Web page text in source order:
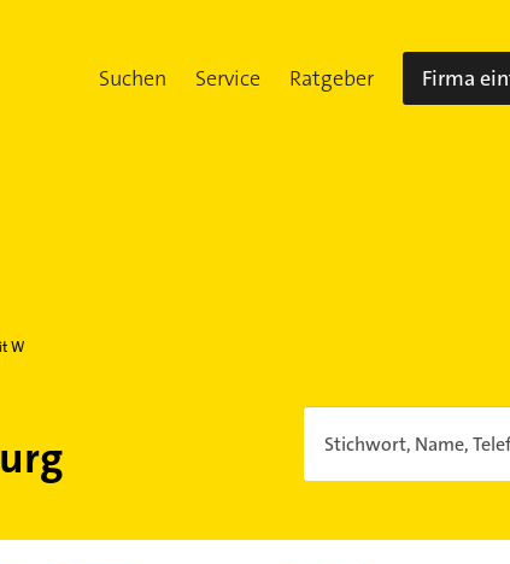
Suchen Service Ratgeber Firma
W
Stichwort, Name,